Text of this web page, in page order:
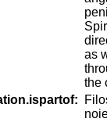
as
the
: